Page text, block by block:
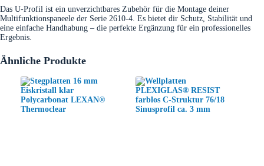
Das U-Profil ist ein unverzichtbares Zubehör für die Montage deiner
Multifunktionspaneele der Serie 2610-4. Es bietet dir Schutz, Stabilität und
eine einfache Handhabung – die perfekte Ergänzung für ein professionelles
Ergebnis.
Ähnliche Produkte